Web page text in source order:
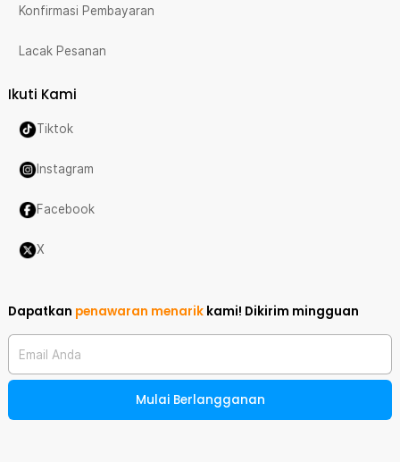
Konfirmasi Pembayaran
Lacak Pesanan
Ikuti Kami
Tiktok
Instagram
Facebook
X
Dapatkan penawaran menarik kami! Dikirim mingguan
Email Anda
Mulai Berlangganan